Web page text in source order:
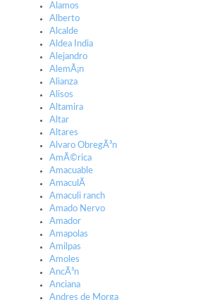
Alamos
Alberto
Alcalde
Aldea India
Alejandro
AlemÃ¡n
Alianza
Alisos
Altamira
Altar
Altares
Alvaro ObregÃ³n
AmÃ©rica
Amacuable
AmaculÃ­
Amaculi ranch
Amado Nervo
Amador
Amapolas
Amilpas
Amoles
AncÃ³n
Anciana
Andres de Morga